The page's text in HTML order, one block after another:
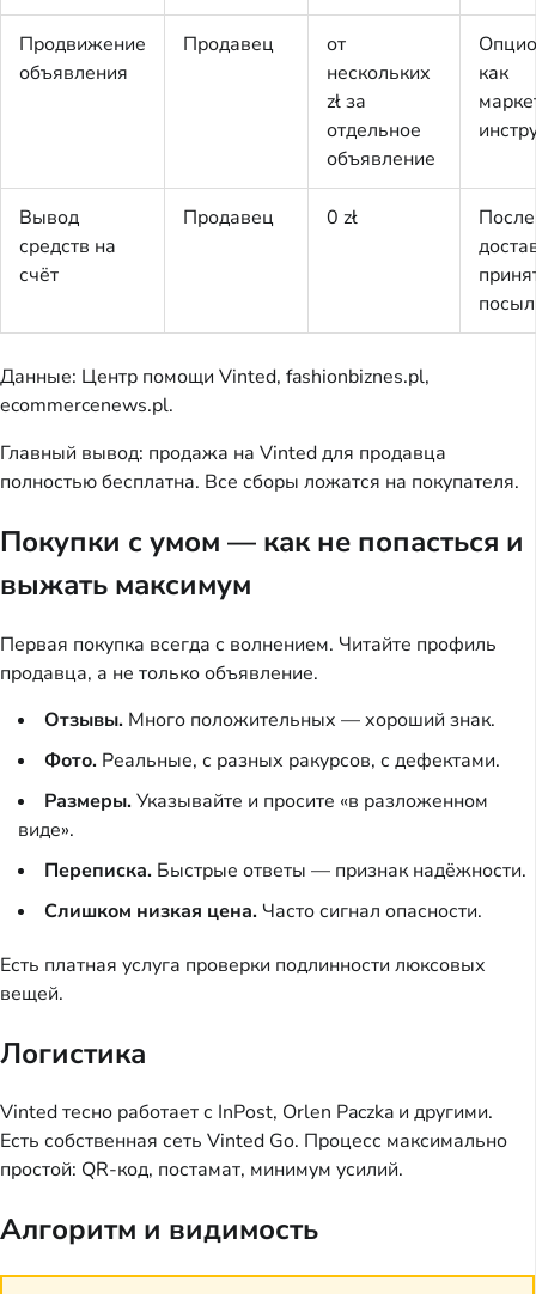
Продвижение
объявления
Продавец
от
нескольких
zł за
отдельное
объявление
как
Вывод
средств на
счёт
Продавец 0 zł
После
Данные: Центр помощи Vinted, fashionbiznes.pl,
ecommercenews.pl.
Главный вывод: продажа на Vinted для продавца
полностью бесплатна. Все сборы ложатся на покупателя.
Покупки с умом — как не попасться и
выжать максимум
Первая покупка всегда с волнением. Читайте профиль
продавца, а не только объявление.
Отзывы. Много положительных — хороший знак.
Фото. Реальные, с разных ракурсов, с дефектами.
Размеры.Указывайте и просите «в разложенном
виде».
Переписка. Быстрые ответы — признак надёжности.
Слишком низкая цена. Часто сигнал опасности.
Есть платная услуга проверки подлинности люксовых
вещей.
Логистика
Vinted тесно работает с InPost, Orlen Paczka и другими.
Есть собственная сеть Vinted Go. Процесс максимально
простой: QR-код, постамат, минимум усилий.
Алгоритм и видимость